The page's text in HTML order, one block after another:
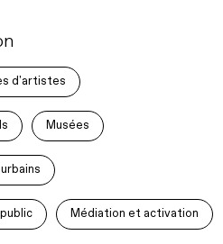
d'artistes
Musées
Médiation et activation